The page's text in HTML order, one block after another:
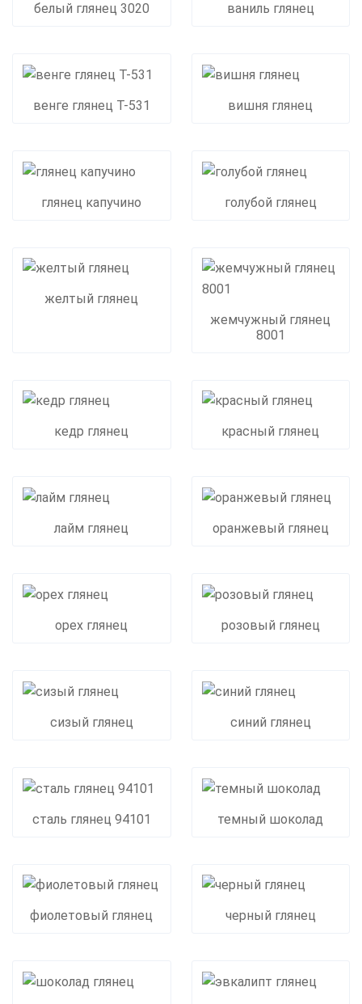
белый глянец 3020 ваниль глянец
венге глянец Т-531 вишня глянец
глянец капучино голубой глянец
желтый глянец
жемчужный глянец
8001
кедр глянец красный глянец
лайм глянец оранжевый глянец
орех глянец розовый глянец
сизый глянец синий глянец
сталь глянец 94101 темный шоколад
фиолетовый глянец черный глянец